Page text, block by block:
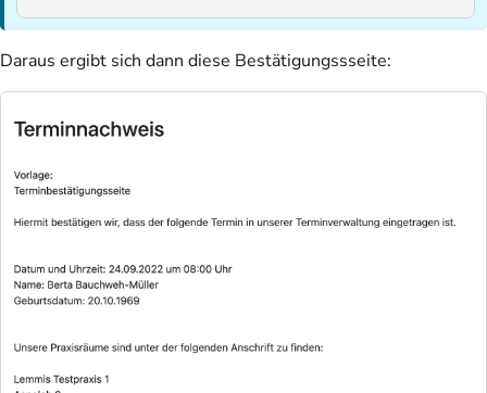
Daraus ergibt sich dann diese Bestätigungssseite: